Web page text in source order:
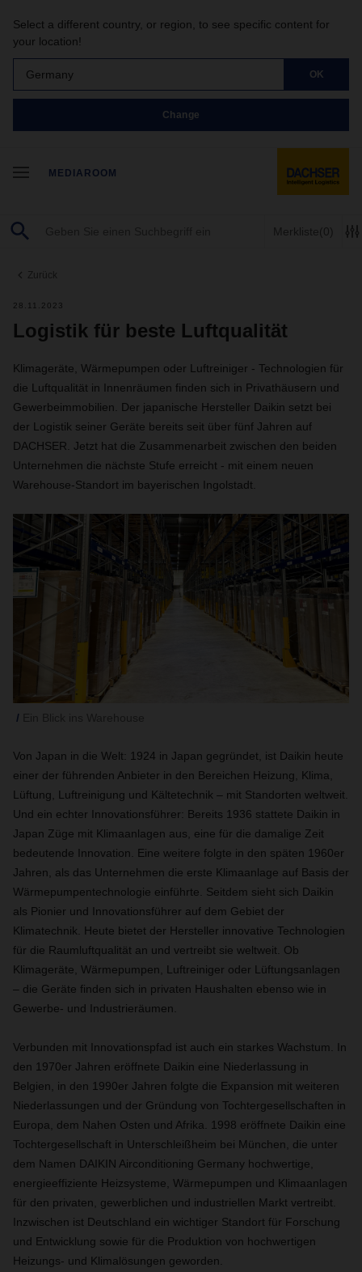
Select a different country, or region, to see specific content for
your location!
Germany OK
Change
MEDIAROOM
Merkliste(0)
Zurück
28.11.2023
Logistik für beste Luftqualität
Klimageräte, Wärmepumpen oder Luftreiniger - Technologien für
die Luftqualität in Innenräumen finden sich in Privathäusern und
Gewerbeimmobilien. Der japanische Hersteller Daikin setzt bei
der Logistik seiner Geräte bereits seit über fünf Jahren auf
DACHSER. Jetzt hat die Zusammenarbeit zwischen den beiden
Unternehmen die nächste Stufe erreicht - mit einem neuen
Warehouse-Standort im bayerischen Ingolstadt.
Von Japan in die Welt: 1924 in Japan gegründet, ist Daikin heute
einer der führenden Anbieter in den Bereichen Heizung, Klima,
Lüftung, Luftreinigung und Kältetechnik – mit Standorten weltweit.
Und ein echter Innovationsführer: Bereits 1936 stattete Daikin in
Japan Züge mit Klimaanlagen aus, eine für die damalige Zeit
bedeutende Innovation. Eine weitere folgte in den späten 1960er
Jahren, als das Unternehmen die erste Klimaanlage auf Basis der
Wärmepumpentechnologie einführte. Seitdem sieht sich Daikin
als Pionier und Innovationsführer auf dem Gebiet der
Klimatechnik. Heute bietet der Hersteller innovative Technologien
für die Raumluftqualität an und vertreibt sie weltweit. Ob
Klimageräte, Wärmepumpen, Luftreiniger oder Lüftungsanlagen
– die Geräte finden sich in privaten Haushalten ebenso wie in
Gewerbe- und Industrieräumen.
Verbunden mit Innovationspfad ist auch ein starkes Wachstum. In
den 1970er Jahren eröffnete Daikin eine Niederlassung in
Belgien, in den 1990er Jahren folgte die Expansion mit weiteren
Niederlassungen und der Gründung von Tochtergesellschaften in
Europa, dem Nahen Osten und Afrika. 1998 eröffnete Daikin eine
Tochtergesellschaft in Unterschleißheim bei München, die unter
dem Namen DAIKIN Airconditioning Germany hochwertige,
energieeffiziente Heizsysteme, Wärmepumpen und Klimaanlagen
für den privaten, gewerblichen und industriellen Markt vertreibt.
Inzwischen ist Deutschland ein wichtiger Standort für Forschung
und Entwicklung sowie für die Produktion von hochwertigen
Heizungs- und Klimalösungen geworden.